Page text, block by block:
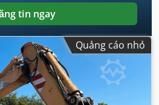
tin ngay
Quảng cáo nhỏ